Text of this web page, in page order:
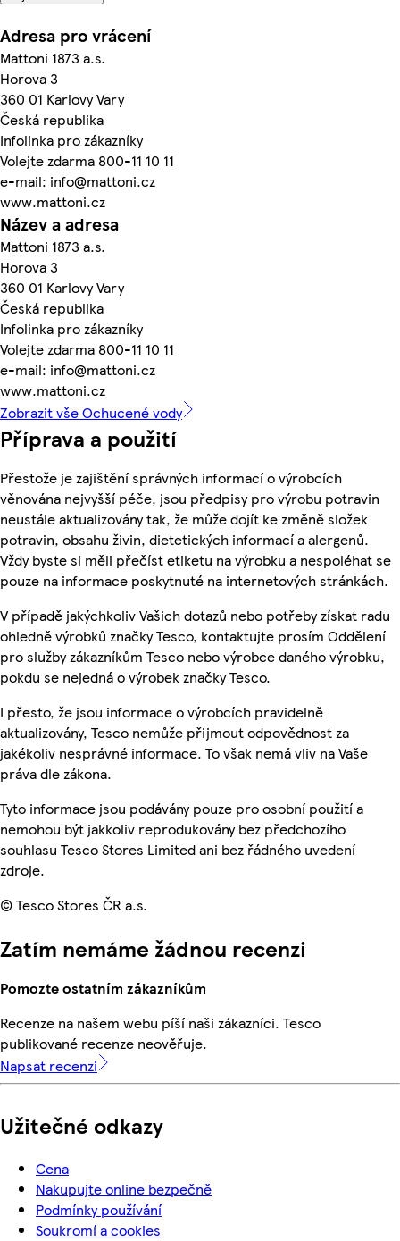
Adresa pro vrácení
Mattoni 1873 a.s.
Horova 3
360 01 Karlovy Vary
Česká republika
Infolinka pro zákazníky
Volejte zdarma 800-11 10 11
e-mail: info@mattoni.cz
www.mattoni.cz
Název a adresa
Mattoni 1873 a.s.
Horova 3
360 01 Karlovy Vary
Česká republika
Infolinka pro zákazníky
Volejte zdarma 800-11 10 11
e-mail: info@mattoni.cz
www.mattoni.cz
Zobrazit vše Ochucené vody
Příprava a použití
Přestože je zajištění správných informací o výrobcích
věnována nejvyšší péče, jsou předpisy pro výrobu potravin
neustále aktualizovány tak, že může dojít ke změně složek
potravin, obsahu živin, dietetických informací a alergenů.
Vždy byste si měli přečíst etiketu na výrobku a nespoléhat se
pouze na informace poskytnuté na internetových stránkách.
V případě jakýchkoliv Vašich dotazů nebo potřeby získat radu
ohledně výrobků značky Tesco, kontaktujte prosím Oddělení
pro služby zákazníkům Tesco nebo výrobce daného výrobku,
pokdu se nejedná o výrobek značky Tesco.
I přesto, že jsou informace o výrobcích pravidelně
aktualizovány, Tesco nemůže přijmout odpovědnost za
jakékoliv nesprávné informace. To však nemá vliv na Vaše
práva dle zákona.
Tyto informace jsou podávány pouze pro osobní použití a
nemohou být jakkoliv reprodukovány bez předchozího
souhlasu Tesco Stores Limited ani bez řádného uvedení
zdroje.
© Tesco Stores ČR a.s.
Zatím nemáme žádnou recenzi
Pomozte ostatním zákazníkům
Recenze na našem webu píší naši zákazníci. Tesco
publikované recenze neověřuje.
Napsat recenzi
Užitečné odkazy
Cena
Nakupujte online bezpečně
Podmínky používání
Soukromí a cookies